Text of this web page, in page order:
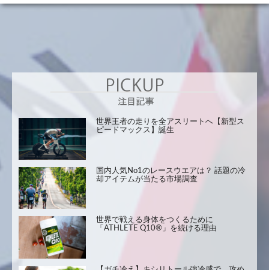
世界王者の走りを全アスリートへ【新型ス
ピードマックス】誕生
国内人気No1のレースウエアは？ 話題の冷
却アイテムが当たる市場調査
世界で戦える身体をつくるために
「ATHLETE Q10®」を続ける理由